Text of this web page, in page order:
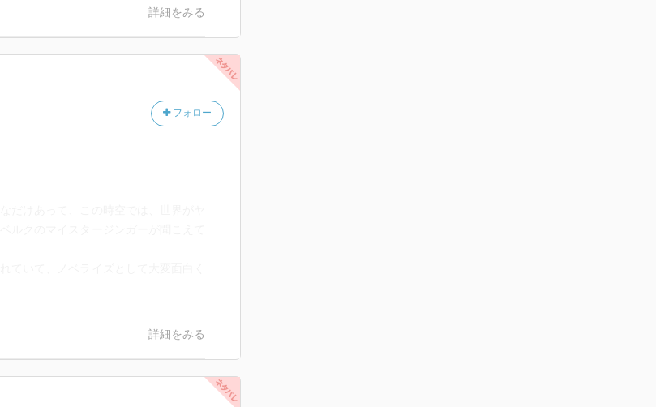
詳細をみる
フォロー
詳細をみる